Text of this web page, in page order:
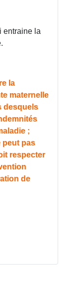
entraine la
la
maternelle
desquels
;
peut pas
respecter
de